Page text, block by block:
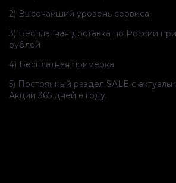
2) Высочайший уровень сервиса.
3) Бесплатная доставка по России
рублей
4) Бесплатная примерка
5) Постоянный раздел SALE с
Акции 365 дней в году.